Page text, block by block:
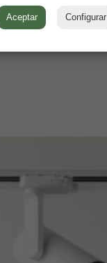
(riel), Arkoslight
Aceptar Configurar